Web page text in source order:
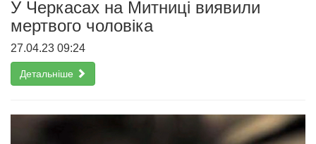
У Черкасах на Митниці виявили
мертвого чоловіка
27.04.23 09:24
Детальніше